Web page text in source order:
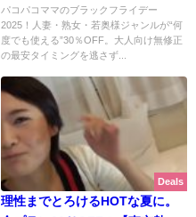
熟女・若奥様が何度でも
30％OFF価格で！ 可愛い系の人
妻が尻を舐め尽くしてくれる最
年11月最新版】
パコパコママのブラックフライデー
2025！人妻・熟女・若奥様ジャンルが“何
度でも使える”30％OFF。大人向け無修正
の最安タイミングを逃さず...
Deals
理性までとろけるHOTな夏に。